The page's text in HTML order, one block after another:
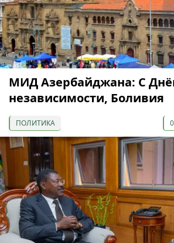
МИД Азербайджана: С
независимости, Боливия
ПОЛИТИКА